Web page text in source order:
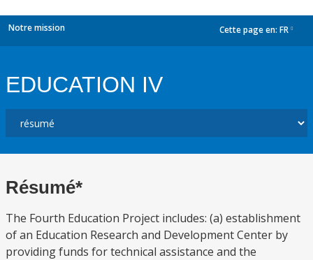
Notre mission Cette page en: FR
EDUCATION IV
Résumé*
The Fourth Education Project includes: (a) establishment
of an Education Research and Development Center by
providing funds for technical assistance and the